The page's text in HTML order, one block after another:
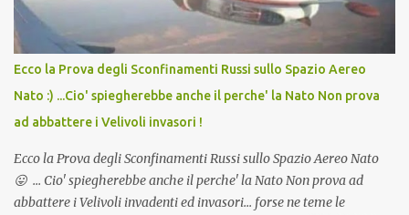
Ecco la Prova degli Sconfinamenti Russi sullo Spazio Aereo
Nato :) ...Cio' spiegherebbe anche il perche' la Nato Non prova
ad abbattere i Velivoli invasori !
Ecco la Prova degli Sconfinamenti Russi sullo Spazio Aereo Nato
😛 ... Cio' spiegherebbe anche il perche' la Nato Non prova ad
abbattere i Velivoli invadenti ed invasori... forse ne teme le